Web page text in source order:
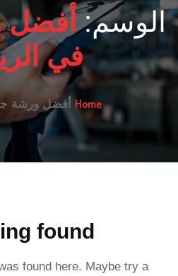
الوسم:أفضل
في
Home أفضل ورشة
found!
found here. Maybe try a